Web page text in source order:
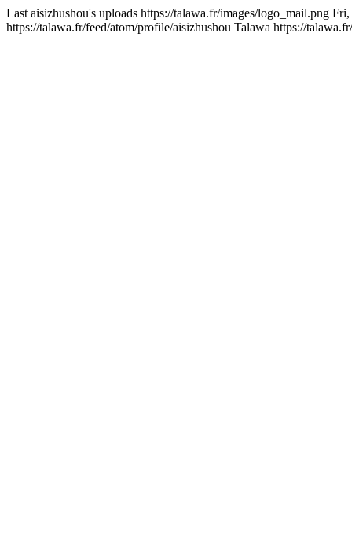
Last aisizhushou's uploads https://talawa.fr/images/logo_mail.png Fri,
https://talawa.fr/feed/atom/profile/aisizhushou Talawa https://talawa.fr/